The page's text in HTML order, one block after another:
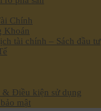
Chính
Khoán
tài chính – Sách đầu tư
Điều kiện sử dụng
mật